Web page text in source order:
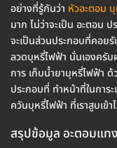
อย่างที่รู้กันว่า หัวอะตอม
มาก ไม่ว่าจะเป็น อะตอม
จะเป็นส่วนประกอบที่คอย
ลวดบุหรี่ไฟฟ้า นั่นเองครั
การ เก็บน้ำยาบุหรี่ไฟฟ้า
ประกอบที่ ทำหน้าที่ในการ
ควันบุหรี่ไฟฟ้า ที่เราสูบเข้
สรุปข้อมูล อะตอมแท